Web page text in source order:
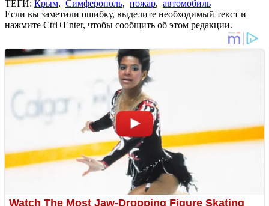
ТЕГИ: Крым, Симферополь, пожар, автомобиль
Если вы заметили ошибку, выделите необходимый текст и
нажмите Ctrl+Enter, чтобы сообщить об этом редакции.